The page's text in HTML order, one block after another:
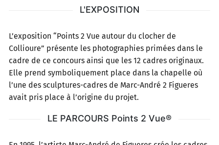
L'EXPOSITION
L’exposition “Points 2 Vue autour du clocher de
Collioure” présente les photographies primées dans le
cadre de ce concours ainsi que les 12 cadres originaux.
Elle prend symboliquement place dans la chapelle où
l’une des sculptures-cadres de Marc-André 2 Figueres
avait pris place à l’origine du projet.
LE PARCOURS Points 2 Vue®